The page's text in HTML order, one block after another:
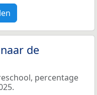
de
percentage